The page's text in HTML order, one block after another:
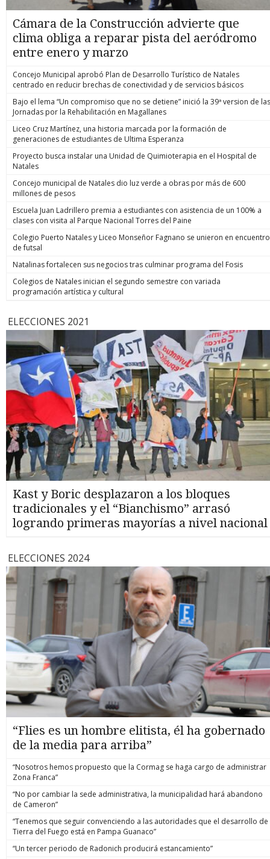
Cámara de la Construcción advierte que
clima obliga a reparar pista del aeródromo
entre enero y marzo
Concejo Municipal aprobó Plan de Desarrollo Turístico de Natales
centrado en reducir brechas de conectividad y de servicios básicos
Bajo el lema “Un compromiso que no se detiene” inició la 39ª version de las
Jornadas por la Rehabilitación en Magallanes
Liceo Cruz Martínez, una historia marcada por la formación de
generaciones de estudiantes de Ultima Esperanza
Proyecto busca instalar una Unidad de Quimioterapia en el Hospital de
Natales
Concejo municipal de Natales dio luz verde a obras por más de 600
millones de pesos
Escuela Juan Ladrillero premia a estudiantes con asistencia de un 100% a
clases con visita al Parque Nacional Torres del Paine
Colegio Puerto Natales y Liceo Monseñor Fagnano se unieron en encuentro
de futsal
Natalinas fortalecen sus negocios tras culminar programa del Fosis
Colegios de Natales inician el segundo semestre con variada
programación artística y cultural
ELECCIONES 2021
Kast y Boric desplazaron a los bloques
tradicionales y el “Bianchismo” arrasó
logrando primeras mayorías a nivel nacional
ELECCIONES 2024
“Flies es un hombre elitista, él ha gobernado
de la media para arriba”
“Nosotros hemos propuesto que la Cormag se haga cargo de administrar
Zona Franca”
“No por cambiar la sede administrativa, la municipalidad hará abandono
de Cameron”
“Tenemos que seguir convenciendo a las autoridades que el desarrollo de
Tierra del Fuego está en Pampa Guanaco”
“Un tercer periodo de Radonich producirá estancamiento”